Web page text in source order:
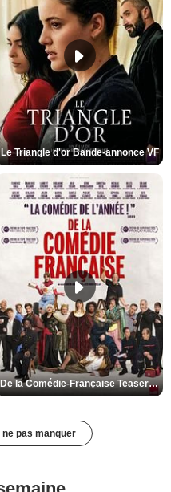
Le Triangle d'or Bande-annonce VF
De la Comédie-Française Teaser VF
pas manquer